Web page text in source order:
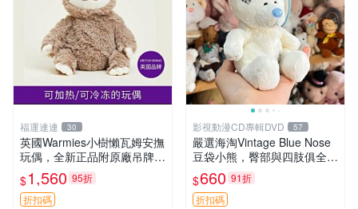
福運連連 30
英國Warmies小樹懶瓦姆安撫
玩偶，全新正品附原廠吊牌與
防塵袋，內藏薰衣草可加熱，
適合各個年齡層，冷暖兩用享
受抱抱樂趣，不容錯過嚴選好
$1,560 95折
折扣碼
影視動漫CD專輯DVD 57
嚴選海淘Vintage Blue Nose
豆袋小熊，臀部與四肢俱全，
坐高11公分，附原盒與吊牌
收藏。藍鼻子小熊，值得擁有
玩具 憶熊
$660 91折
折扣碼